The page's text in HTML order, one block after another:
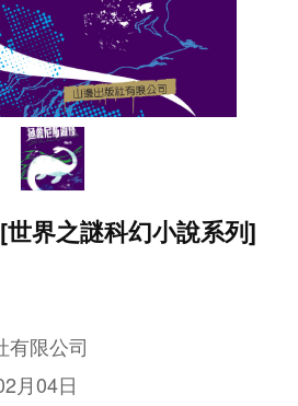
界之謎科幻小說系列]
有限公司
月04日